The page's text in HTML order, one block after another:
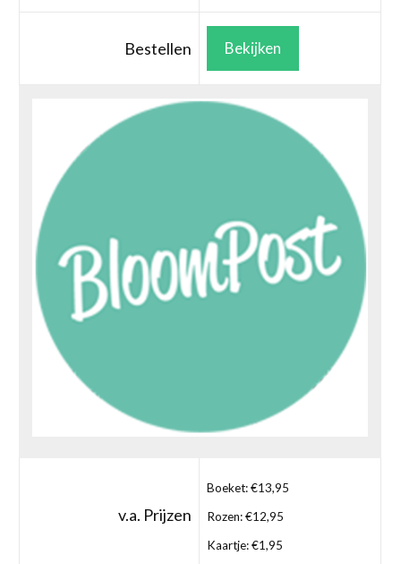
Bestellen Bekijken
v.a. Prijzen
Boeket: €13,95
Rozen: €12,95
Kaartje: €1,95